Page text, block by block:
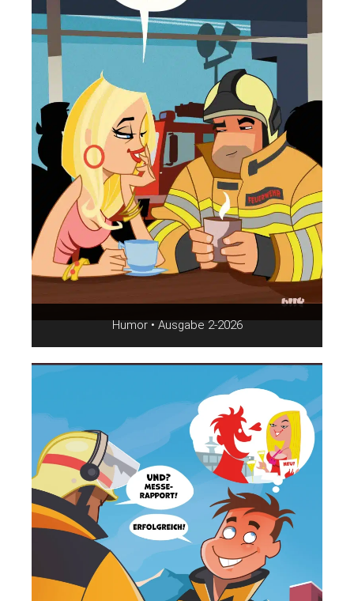
Humor • Ausgabe 2-2026